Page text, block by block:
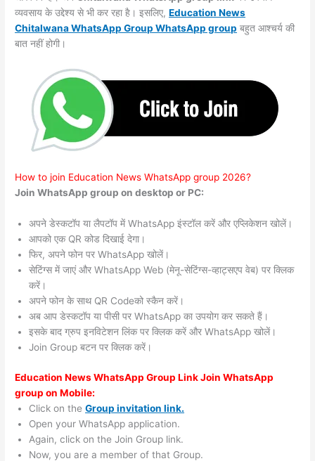
व्यवसाय के उद्देश्य से भी कर रहा है। इसलिए,Education News
Chitalwana WhatsApp Group WhatsApp group बहुत आश्चर्य की
बात नहीं होगी।
How to join Education News WhatsApp group 2026?
Join WhatsApp group on desktop or PC:
अपने डेस्कटॉप या लैपटॉप में WhatsApp इंस्टॉल करें और एप्लिकेशन खोलें।
आपको एक QR कोड दिखाई देगा।
फिर, अपने फोन पर WhatsApp खोलें।
सेटिंग्स में जाएं और WhatsApp Web (मेनू-सेटिंग्स-व्हाट्सएप वेब) पर क्लिक
करें।
अपने फोन के साथ QR Codeको स्कैन करें।
अब आप डेस्कटॉप या पीसी पर WhatsApp का उपयोग कर सकते हैं।
इसके बाद ग्रुप इनविटेशन लिंक पर क्लिक करें और WhatsApp खोलें।
Join Group बटन पर क्लिक करें।
Education News WhatsApp Group Link Join WhatsApp
group on Mobile:
Click on theGroup invitation link.
Open your WhatsApp application.
Again, click on the Join Group link.
Now, you are a member of that Group.